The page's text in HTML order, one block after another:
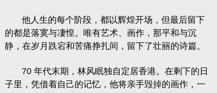
他人生的每个阶段，都以辉煌开场，但最后留下
的都是落寞与凄惶。唯有艺术、画作，那平和与沉
静，在岁月跌宕和苦痛挣扎间，留下了壮丽的诗篇。
70 年代末期，林风眠独自定居香港。在剩下的日
子里，凭借着自己的记忆，他将亲手毁掉的画作，一